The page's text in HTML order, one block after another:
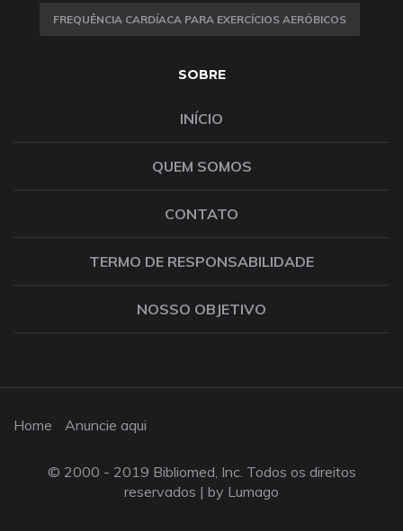
FREQUÊNCIA CARDÍACA PARA EXERCÍCIOS AERÓBICOS
SOBRE
INÍCIO
QUEM SOMOS
CONTATO
TERMO DE RESPONSABILIDADE
NOSSO OBJETIVO
Home Anuncie aqui
© 2000 - 2019 Bibliomed, Inc. Todos os direitos
reservados | by Lumago